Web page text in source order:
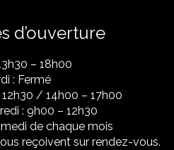
d’ouverture
– 18h00
: Fermé
/ 14h00 – 17h00
: 9h00 – 12h30
de chaque mois
reçoivent sur rendez-vous.